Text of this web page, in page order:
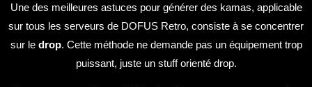
Une des meilleures astuces pour générer des kamas, applicable
sur tous les serveurs de DOFUS Retro, consiste à se concentrer
sur le drop. Cette méthode ne demande pas un équipement trop
puissant, juste un stuff orienté drop.